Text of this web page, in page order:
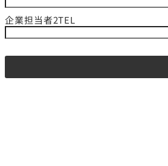
企業担当者2TEL